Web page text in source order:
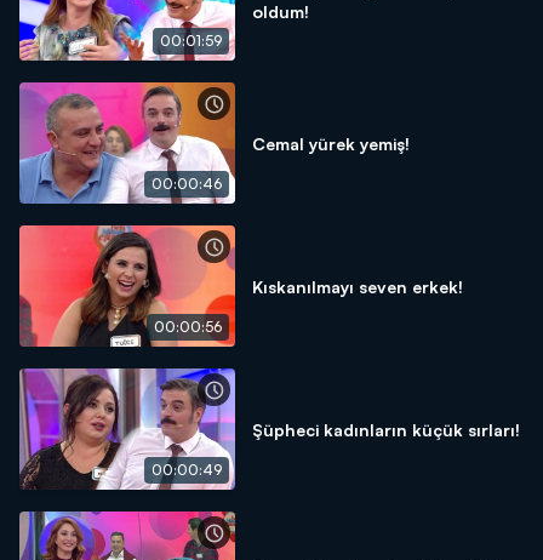
00:01:59
oldum!
00:00:46
Cemal yürek yemiş!
00:00:56
Kıskanılmayı seven erkek!
00:00:49
Şüpheci kadınların küçük sırları!